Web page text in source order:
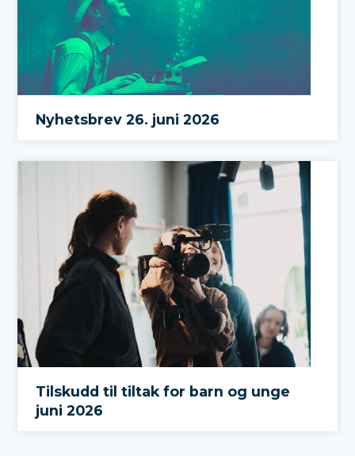
Nyhetsbrev 26. juni 2026
Tilskudd til tiltak for barn og unge
juni 2026